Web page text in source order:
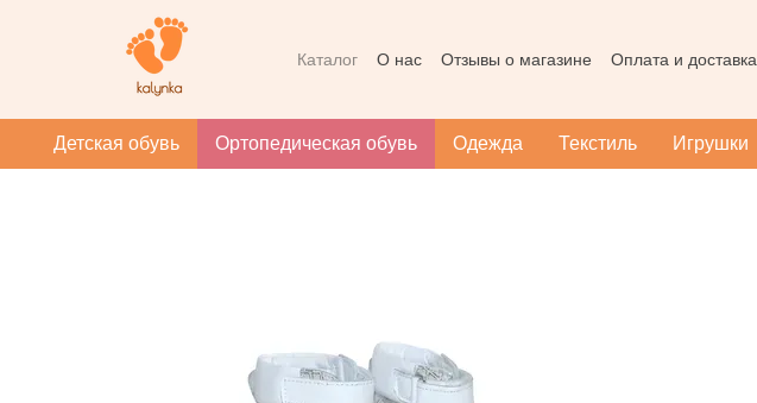
Перейти к основному контенту
Каталог О нас Отзывы о магазине Оплата и доставка
Детская обувь Ортопедическая обувь Одежда Текстиль Игрушки